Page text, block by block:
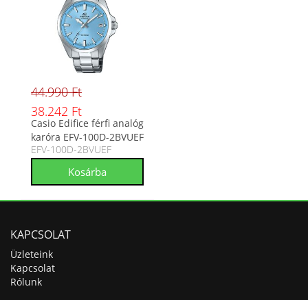
44.990 Ft
38.242 Ft
Casio Edifice férfi analóg
karóra EFV-100D-2BVUEF
EFV-100D-2BVUEF
KAPCSOLAT
Üzleteink
Kapcsolat
Rólunk